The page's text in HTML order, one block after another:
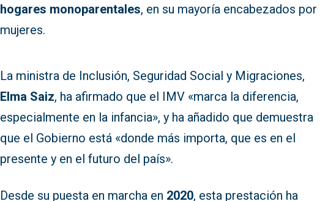
hogares monoparentales, en su mayoría encabezados por
mujeres.
La ministra de Inclusión, Seguridad Social y Migraciones,
Elma Saiz, ha afirmado que el IMV «marca la diferencia,
especialmente en la infancia», y ha añadido que demuestra
que el Gobierno está «donde más importa, que es en el
presente y en el futuro del país».
Desde su puesta en marcha en 2020, esta prestación ha